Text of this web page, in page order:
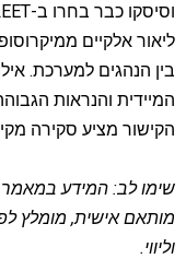
ליאור אלקיים
בין הנהגים למערכת.
המיידית והנראות
הקישור מציע סקירה
שימו לב: המידע במאמר
וליווי.